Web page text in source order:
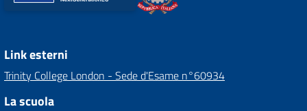
Link esterni
Trinity College London - Sede d'Esame n°60934
La scuola